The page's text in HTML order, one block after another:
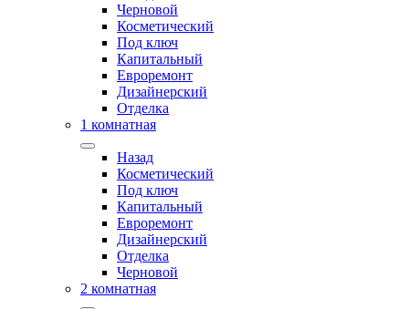
Черновой
Косметический
Под ключ
Капитальный
Евроремонт
Дизайнерский
Отделка
1 комнатная
Назад
Косметический
Под ключ
Капитальный
Евроремонт
Дизайнерский
Отделка
Черновой
2 комнатная